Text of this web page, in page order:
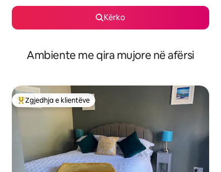
Kërko
Ambiente me qira mujore në afërsi
Më të mirat e zgjedhjeve të klientëve
Zgjedhja e klientëve